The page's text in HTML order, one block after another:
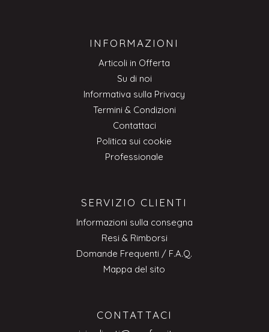
INFORMAZIONI
Articoli in Offerta
Su di noi
Informativa sulla Privacy
Termini & Condizioni
Contattaci
Politica sui cookie
Professionale
SERVIZIO CLIENTI
Informazioni sulla consegna
Resi & Rimborsi
Domande Frequenti / F.A.Q.
Mappa del sito
CONTATTACI